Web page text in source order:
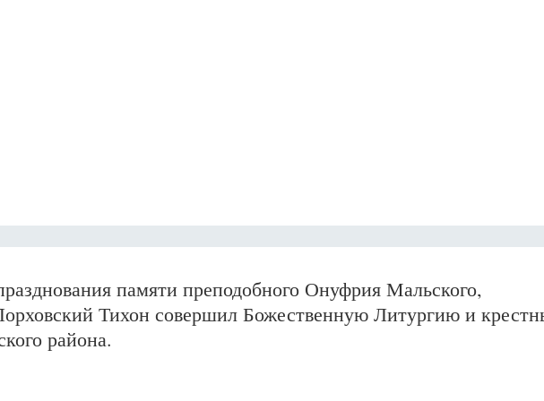
памяти преподобного Онуфрия Мальского,
Тихон совершил Божественную Литургию и
района.